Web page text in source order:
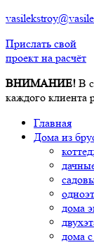
Прислать свой
проект на расчёт
ВНИМАНИЕ! В
каждого клиента
Главная
Дома из
дома
дома